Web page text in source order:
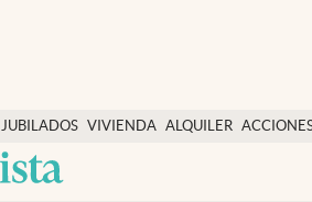
JUBILADOS VIVIENDA ALQUILER